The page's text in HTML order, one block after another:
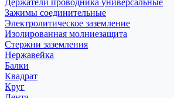
Держатели проводника универсальные
Зажимы соединительные
Электролитическое заземление
Изолированная молниезащита
Стержни заземления
Нержавейка
Балки
Квадрат
Круг